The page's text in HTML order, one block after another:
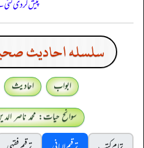
پیش کر دی
سلسله احاديث
ابواب احادیث
سوانح حیات: محمد ناصر